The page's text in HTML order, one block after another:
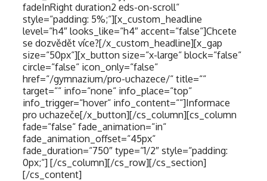
fadeInRight duration2 eds-on-scroll“
style=“padding: 5%;“][x_custom_headline
level=“h4″ looks_like=“h4″ accent=“false“]Chcete
se dozvědět více?[/x_custom_headline][x_gap
size=“50px“][x_button size=“x-large“ block=“false“
circle=“false“ icon_only=“false“
href=“/gymnazium/pro-uchazece/“ title=““
target=““ info=“none“ info_place=“top“
info_trigger=“hover“ info_content=““]Informace
pro uchazeče[/x_button][/cs_column][cs_column
fade=“false“ fade_animation=“in“
fade_animation_offset=“45px“
fade_duration=“750″ type=“1/2″ style=“padding:
0px;“] [/cs_column][/cs_row][/cs_section]
[/cs_content]